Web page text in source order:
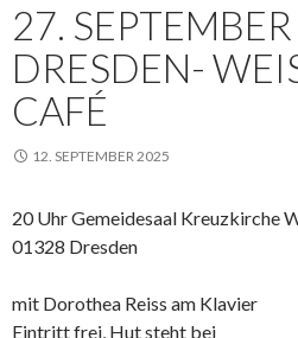
27.
DRESDEN-
AFÉ
12. SEPTEMBER 2025
20 Uhr Gemeidesaal Kreuzkirche
01328 Dresden
mit Dorothea Reiss am Klavier
Eintritt frei, Hut steht bei